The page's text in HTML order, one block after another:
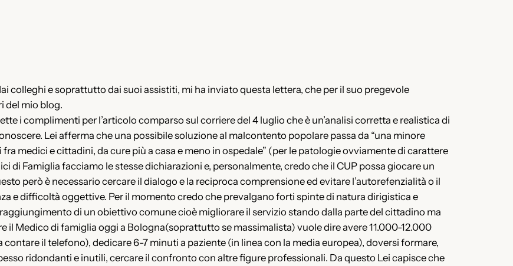
colleghi e soprattutto dai suoi assistiti, mi ha inviato questa lettera, che per il suo pregevole
del mio blog.
i complimenti per l’articolo comparso sul corriere del 4 luglio che è un’analisi corretta e realistica di
Lei afferma che una possibile soluzione al malcontento popolare passa da “una minore
medici e cittadini, da cure più a casa e meno in ospedale” (per le patologie ovviamente di carattere
di Famiglia facciamo le stesse dichiarazioni e, personalmente, credo che il CUP possa giocare un
però è necessario cercare il dialogo e la reciproca comprensione ed evitare l’autorefenzialità o il
e difficoltà oggettive. Per il momento credo che prevalgano forti spinte di natura dirigistica e
di un obiettivo comune cioè migliorare il servizio stando dalla parte del cittadino ma
il Medico di famiglia oggi a Bologna(soprattutto se massimalista) vuole dire avere 11.000-12.000
il telefono), dedicare 6-7 minuti a paziente (in linea con la media europea), doversi formare,
ridondanti e inutili, cercare il confronto con altre figure professionali. Da questo Lei capisce che